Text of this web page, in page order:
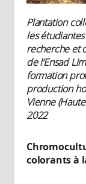
Plantation
les
recherche et
de l’Ensad
formation
production
Vienne
2022
colorants à